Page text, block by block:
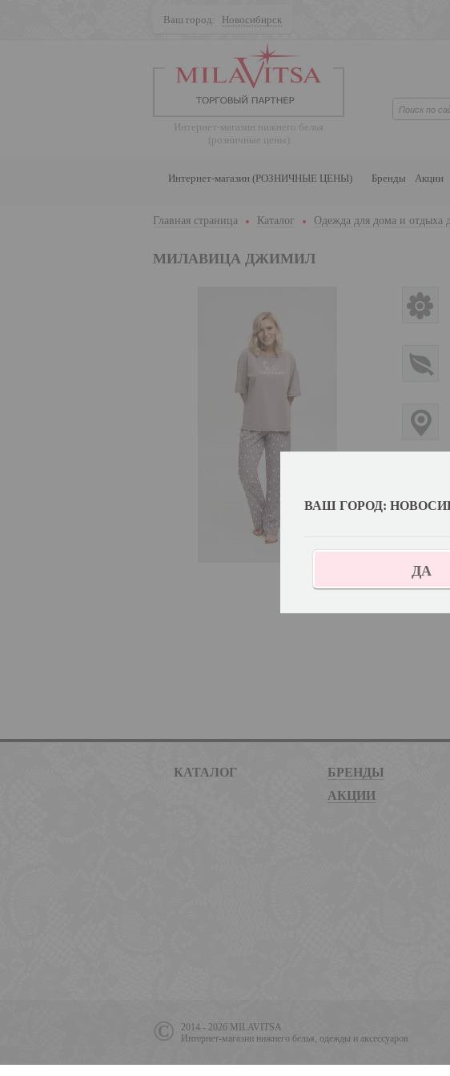
Ваш город: Новосибирск
Интернет-магазин нижнего белья
(розничные цены)
Интернет-магазин (РОЗНИЧНЫЕ ЦЕНЫ) Бренды Акции
Главная страница Каталог Одежда для дома и отдыха
МИЛАВИЦА ДЖИМИЛ
КАТАЛОГ
БРЕНДЫ
АКЦИИ
2014 - 2026 MILAVITSA
Интернет-магазин нижнего белья, одежды и аксессуаров
ВАШ ГОРОД:
ДА